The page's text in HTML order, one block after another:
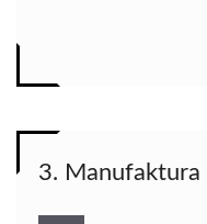
3. Manufaktura